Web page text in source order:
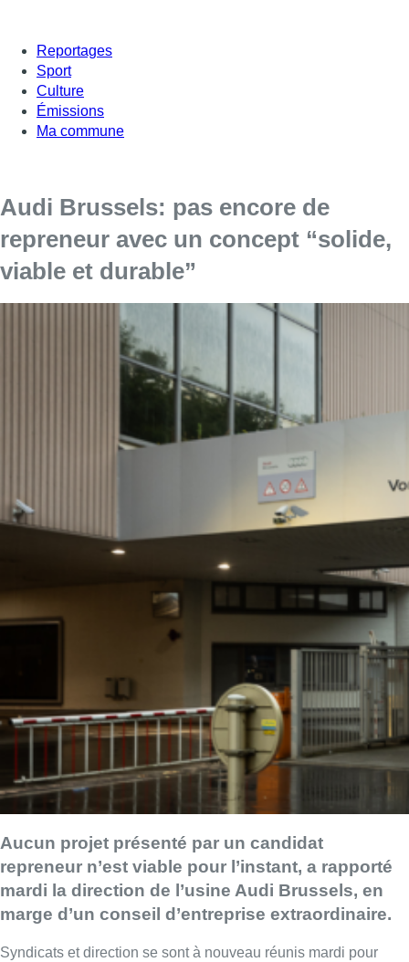
Reportages
Sport
Culture
Émissions
Ma commune
Audi Brussels: pas encore de
repreneur avec un concept “solide,
viable et durable”
Aucun projet présenté par un candidat
repreneur n’est viable pour l’instant, a rapporté
mardi la direction de l’usine Audi Brussels, en
marge d’un conseil d’entreprise extraordinaire.
Syndicats et direction se sont à nouveau réunis mardi pour